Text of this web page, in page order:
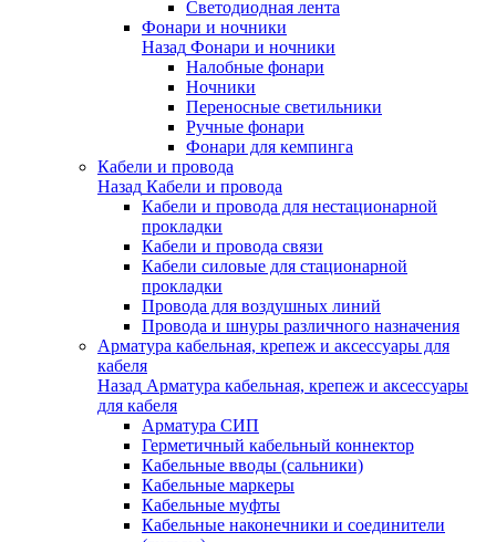
Светодиодная лента
Фонари и ночники
Назад Фонари и ночники
Налобные фонари
Ночники
Переносные светильники
Ручные фонари
Фонари для кемпинга
Кабели и провода
Назад Кабели и провода
Кабели и провода для нестационарной
прокладки
Кабели и провода связи
Кабели силовые для стационарной
прокладки
Провода для воздушных линий
Провода и шнуры различного назначения
Арматура кабельная, крепеж и аксессуары для
кабеля
Назад Арматура кабельная, крепеж и аксессуары
для кабеля
Арматура СИП
Герметичный кабельный коннектор
Кабельные вводы (сальники)
Кабельные маркеры
Кабельные муфты
Кабельные наконечники и соединители